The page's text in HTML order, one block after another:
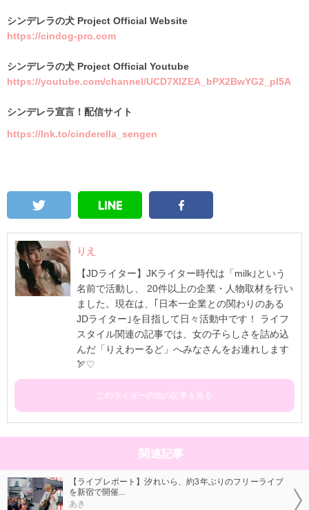
シンデレラの犬 Project Official Website
https://cindog-pro.com
シンデレラの犬 Project Official Youtube
https://youtube.com/channel/UCD7XIZEA_bPX2BwYG2_pI5A
シンデレラ宣言！配信サイト
https://lnk.to/cinderella_sengen
りえ
【JDライター】JKライター時代は「milk｣という
名前で活動し、 20件以上の企業・人物取材を行い
ました。現在は、｢日本一企業との関わりのある
JDライター｣を目指して日々活動中です！ ライフ
スタイル関連の記事では、女の子らしさを詰め込
んだ「りえわーるど」へみなさんをお連れします
🏹♡
このライターの他の記事を見る
関連記事
【ライブレポート】汐れいら、約3年ぶりのフリーライブ
を新宿で開催...
あき